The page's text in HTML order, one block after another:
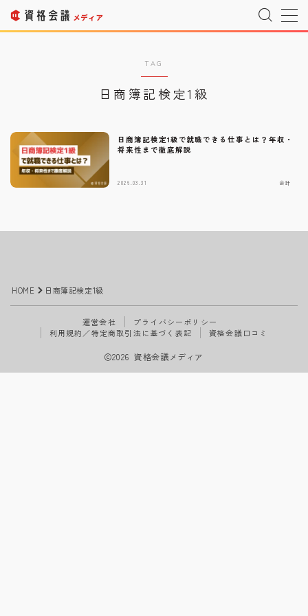
Company Profile
プライバシーポリシー Privacy Policy
利用規約 T&C
お問い合わせ
TAG
日商簿記検定1級
日商簿記検定1級で就職できる仕事とは？年収・
将来性まで徹底解説
2026.03.31 会計
HOME 日商簿記検定1級
運営会社
プライバシーポリシー
利用規約／特定商取引法に基づく表記
資格会議口コミ
2026 資格会議メディア